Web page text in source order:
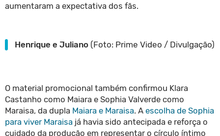
aumentaram a expectativa dos fãs.
Henrique e Juliano (Foto: Prime Video / Divulgação)
O material promocional também confirmou Klara
Castanho como Maiara e Sophia Valverde como
Maraisa, da dupla Maiara e Maraisa. A escolha de Sophia
para viver Maraisa já havia sido antecipada e reforça o
cuidado da produção em representar o círculo íntimo